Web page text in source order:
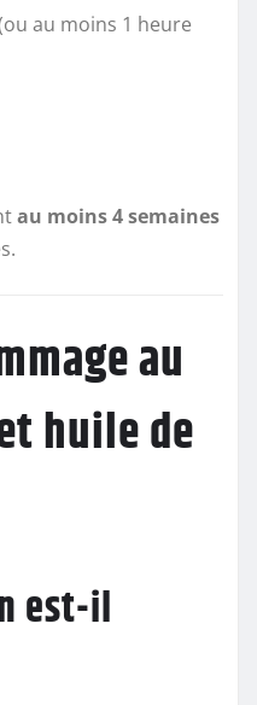
au moins 1 heure
au moins 4 semaines
au
huile de
est-il